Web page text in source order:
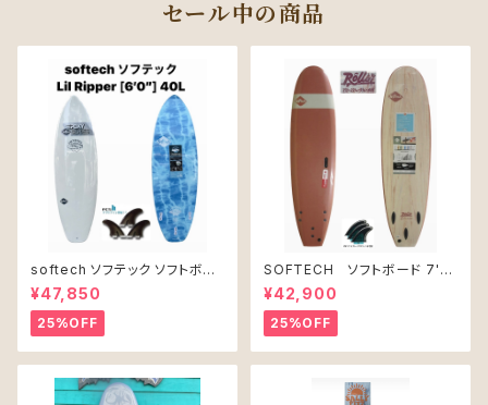
セール中の商品
softech ソフテック ソフトボー
ド Lil Ripper リル リッパー
[6’0”] 40L
¥47,850
25%OFF
SOFTECH ソフトボード 7'0"
ROLLER CLAY
¥42,900
25%OFF